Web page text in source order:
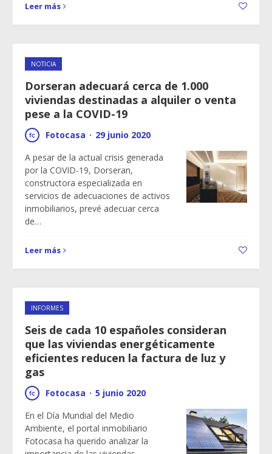
Leer más
NOTICIA
Dorseran adecuará cerca de 1.000
viviendas destinadas a alquiler o venta
pese a la COVID-19
Fotocasa · 29 junio 2020
A pesar de la actual crisis generada
por la COVID-19, Dorseran,
constructora especializada en
servicios de adecuaciones de activos
inmobiliarios, prevé adecuar cerca
de…
Leer más
INFORMES
Seis de cada 10 españoles consideran
que las viviendas energéticamente
eficientes reducen la factura de luz y
gas
Fotocasa · 5 junio 2020
En el Día Mundial del Medio
Ambiente, el portal inmobiliario
Fotocasa ha querido analizar la